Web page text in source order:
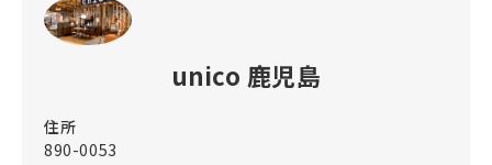
unico 鹿児島
住所
890-0053